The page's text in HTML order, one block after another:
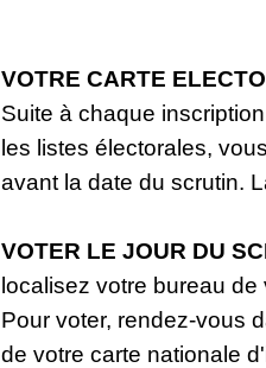
VOTRE CARTE
Suite à chaque
les listes électorales,
avant la date du scrutin.
VOTER LE JOUR DU
localisez votre bureau
Pour voter, rendez-vous
de votre carte nationale